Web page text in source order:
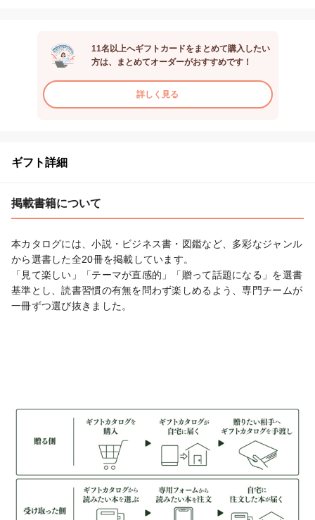
11名以上へギフトカードをまとめて購入したい
方は、まとめてオーダーがおすすめです！
詳しく見る
ギフト詳細
掲載書籍について
本カタログには、小説・ビジネス書・図鑑など、多彩なジャンル
から選書した全20冊を掲載しています。
「見て楽しい」「テーマが直感的」「贈って話題になる」を選書
基準とし、読書習慣の有無を問わず楽しめるよう、専門チームが
一冊ずつ選び抜きました。